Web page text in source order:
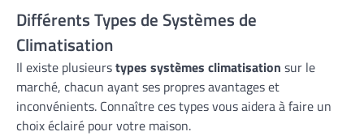
Différents Types de Systèmes de
Climatisation
Il existe plusieurstypes systèmes climatisation sur le
marché, chacun ayant ses propres avantages et
inconvénients. Connaître ces types vous aidera à faire un
choix éclairé pour votre maison.